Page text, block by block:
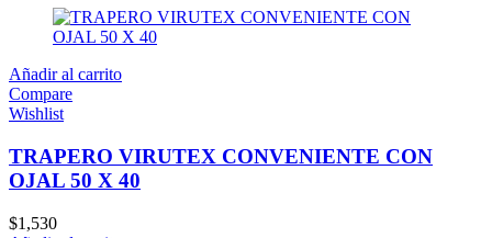
Añadir al carrito
Compare
Wishlist
TRAPERO VIRUTEX CONVENIENTE CON
OJAL 50 X 40
$1,530